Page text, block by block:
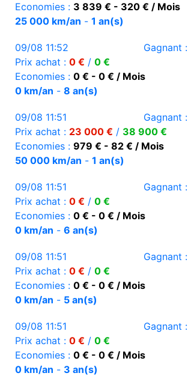
Economies : 3 839 € - 320 € / Mois
25 000 km/an - 1 an(s)
09/08 11:52 Gagnant :
Prix achat : 0 € / 0 €
Economies : 0 € - 0 € / Mois
0 km/an - 8 an(s)
09/08 11:51 Gagnant :
Prix achat : 23 000 € / 38 900 €
Economies : 979 € - 82 € / Mois
50 000 km/an - 1 an(s)
09/08 11:51 Gagnant :
Prix achat : 0 € / 0 €
Economies : 0 € - 0 € / Mois
0 km/an - 6 an(s)
09/08 11:51 Gagnant :
Prix achat : 0 € / 0 €
Economies : 0 € - 0 € / Mois
0 km/an - 5 an(s)
09/08 11:51 Gagnant :
Prix achat : 0 € / 0 €
Economies : 0 € - 0 € / Mois
0 km/an - 3 an(s)